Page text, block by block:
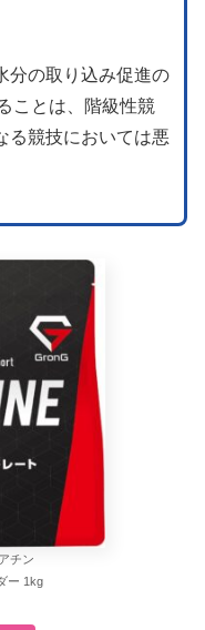
分の取り込み促進の
ことは、階級性競
る競技においては悪
チン
ー 1kg